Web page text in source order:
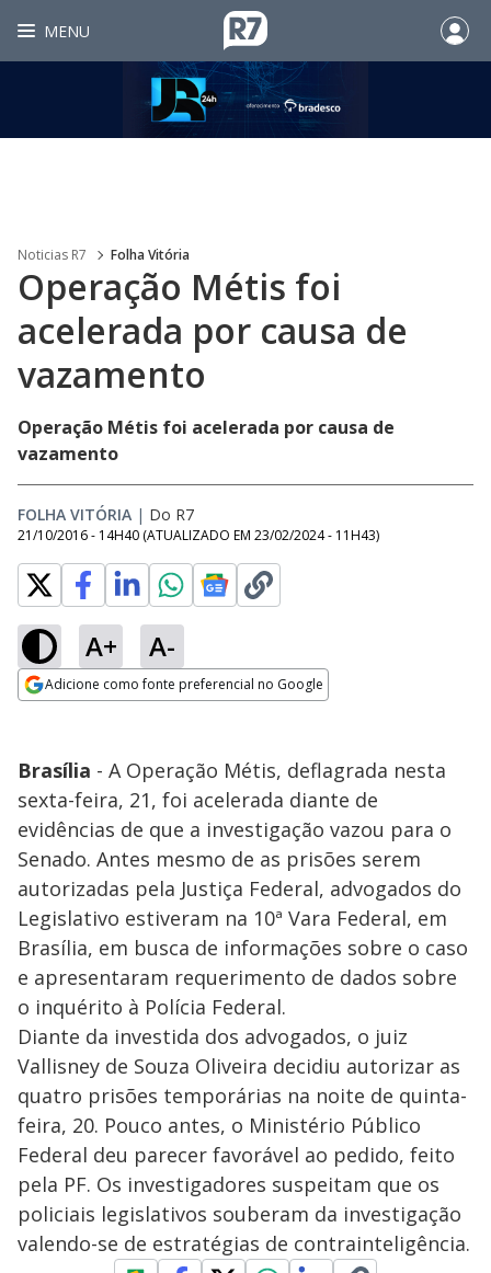
MENU
Noticias R7 Folha Vitória
Operação Métis foi
acelerada por causa de
vazamento
Operação Métis foi acelerada por causa de
vazamento
FOLHA VITÓRIA | Do R7
21/10/2016 - 14H40 (ATUALIZADO EM 23/02/2024 - 11H43)
A+ A-
Adicione como fonte preferencial no Google
Brasília - A Operação Métis, deflagrada nesta
sexta-feira, 21, foi acelerada diante de
evidências de que a investigação vazou para o
Senado. Antes mesmo de as prisões serem
autorizadas pela Justiça Federal, advogados do
Legislativo estiveram na 10ª Vara Federal, em
Brasília, em busca de informações sobre o caso
e apresentaram requerimento de dados sobre
o inquérito à Polícia Federal.
Diante da investida dos advogados, o juiz
Vallisney de Souza Oliveira decidiu autorizar as
quatro prisões temporárias na noite de quinta-
feira, 20. Pouco antes, o Ministério Público
Federal deu parecer favorável ao pedido, feito
pela PF. Os investigadores suspeitam que os
policiais legislativos souberam da investigação
valendo-se de estratégias de contrainteligência.